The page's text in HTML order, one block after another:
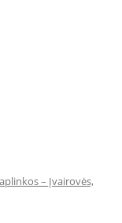
– Įvairovės,